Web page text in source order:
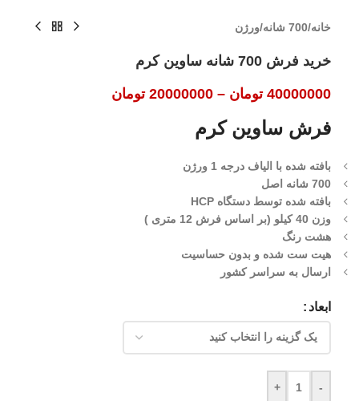
خانه/700 شانه /ورژن
خرید فرش 700 شانه ساوین کرم
40000000 تومان –
20000000 تومان
فرش ساوین کرم
بافته شده با الیاف درجه 1 ورژن
700 شانه اصل
بافته شده توسط دستگاه HCP
وزن 40 کیلو (بر اساس فرش 12 متری )
هشت رنگ
هیت ست شده و بدون حساسیت
ارسال به سراسر کشور
ابعاد
-
+